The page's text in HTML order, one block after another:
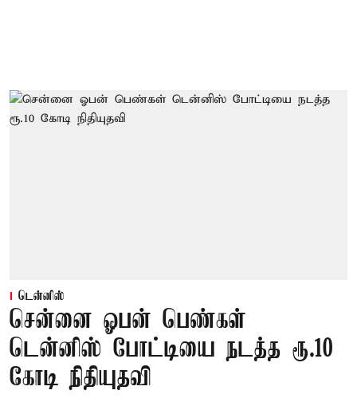
டென்னிஸ்
சென்னை ஓபன் பெண்கள்
டென்னிஸ் போட்டியை நடத்த ரூ.10
கோடி நிதியுதவி